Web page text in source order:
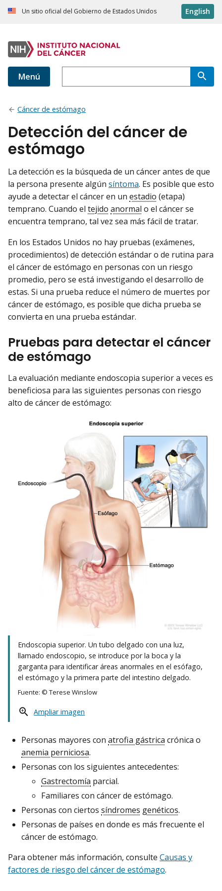
Un sitio oficial del Gobierno de Estados Unidos English
Menú
Cáncer de estómago
Detección del cáncer de
estómago
La detección es la búsqueda de un cáncer antes de que
la persona presente algún síntoma. Es posible que esto
ayude a detectar el cáncer en un estadio (etapa)
temprano. Cuando el tejido anormal o el cáncer se
encuentra temprano, tal vez sea más fácil de tratar.
En los Estados Unidos no hay pruebas (exámenes,
procedimientos) de detección estándar o de rutina para
el cáncer de estómago en personas con un riesgo
promedio, pero se está investigando el desarrollo de
estas. Si una prueba reduce el número de muertes por
cáncer de estómago, es posible que dicha prueba se
convierta en una prueba estándar.
Pruebas para detectar el cáncer
de estómago
La evaluación mediante endoscopia superior a veces es
beneficiosa para las siguientes personas con riesgo
alto de cáncer de estómago:
Endoscopia superior. Un tubo delgado con una luz,
llamado endoscopio, se introduce por la boca y la
garganta para identificar áreas anormales en el esófago,
el estómago y la primera parte del intestino delgado.
Fuente: © Terese Winslow
Ampliar imagen
Personas mayores con atrofia gástrica crónica o
anemia perniciosa.
Personas con los siguientes antecedentes:
Gastrectomía parcial.
Familiares con cáncer de estómago.
Personas con ciertos síndromes genéticos.
Personas de países en donde es más frecuente el
cáncer de estómago.
Para obtener más información, consulte Causas y
factores de riesgo del cáncer de estómago.